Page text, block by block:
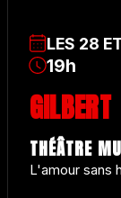
LES 28
19h
GILBERT
THÉÂTRE
L'amour sans